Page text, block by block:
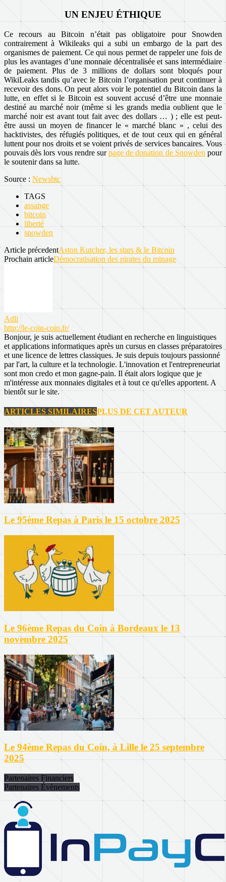
UN ENJEU ÉTHIQUE
Ce recours au Bitcoin n’était pas obligatoire pour Snowden
contrairement à Wikileaks qui a subi un embargo de la part des
organismes de paiement. Ce qui nous permet de rappeler une fois de
plus les avantages d’une monnaie décentralisée et sans intermédiaire
de paiement. Plus de 3 millions de dollars sont bloqués pour
WikiLeaks tandis qu’avec le Bitcoin l’organisation peut continuer à
recevoir des dons. On peut alors voir le potentiel du Bitcoin dans la
lutte, en effet si le Bitcoin est souvent accusé d’être une monnaie
destiné au marché noir (même si les grands media oublient que le
marché noir est avant tout fait avec des dollars … ) ; elle est peut-
être aussi un moyen de financer le « marché blanc » , celui des
hacktivistes, des réfugiés politiques, et de tout ceux qui en général
luttent pour nos droits et se voient privés de services bancaires. Vous
pouvais dès lors vous rendre surpage de donation de Snowden pour
le soutenir dans sa lutte.
Source : Newsbtc
TAGS
assange
bitcoin
liberté
snowden
Article précedentAston Kutcher, les stars & le Bitcoin
Prochain articleDémocratisation des pirates du minage
Adli
http://le-coin-coin.fr/
Bonjour, je suis actuellement étudiant en recherche en linguistiques
et applications informatiques après un cursus en classes préparatoires
et une licence de lettres classiques. Je suis depuis toujours passionné
par l'art, la culture et la technologie. L'innovation et l'entrepreneuriat
sont mon credo et mon gagne-pain. Il était alors logique que je
m'intéresse aux monnaies digitales et à tout ce qu'elles apportent. A
bientôt sur le site.
ARTICLES SIMILAIRESPLUS DE CET AUTEUR
Le 95ème Repas à Paris le 15 octobre 2025
Le 96ème Repas du Coin à Bordeaux le 13
novembre 2025
Le 94ème Repas du Coin, à Lille le 25 septembre
2025
Partenaires Financiers
Partenaires Évènements